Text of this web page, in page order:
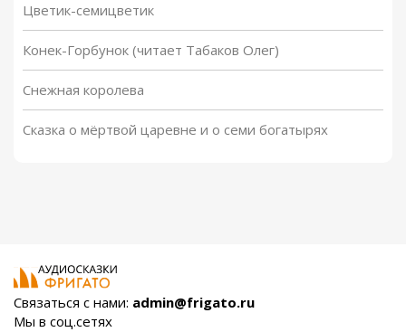
Цветик-семицветик
Конек-Горбунок (читает Табаков Олег)
Снежная королева
Сказка о мёртвой царевне и о семи богатырях
Связаться с нами: admin@frigato.ru
Мы в соц.сетях